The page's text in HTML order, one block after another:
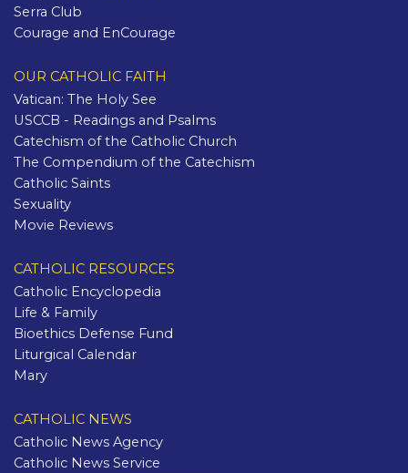
Serra Club
Courage and EnCourage
OUR CATHOLIC FAITH
Vatican: The Holy See
USCCB - Readings and Psalms
Catechism of the Catholic Church
The Compendium of the Catechism
Catholic Saints
Sexuality
Movie Reviews
CATHOLIC RESOURCES
Catholic Encyclopedia
Life & Family
Bioethics Defense Fund
Liturgical Calendar
Mary
CATHOLIC NEWS
Catholic News Agency
Catholic News Service